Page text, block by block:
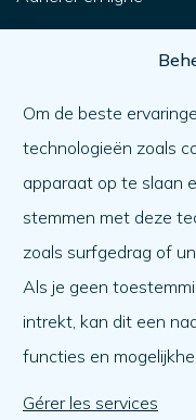
Om de beste
technologieën zoals
apparaat op te slaan
stemmen met deze
zoals surfgedrag of
Als je geen
intrekt, kan dit een
functies en
Gérer les services
Quoi de neuf ?
Ordre du jour
A propos de
A propos de nous
Travailler à
L'équipe